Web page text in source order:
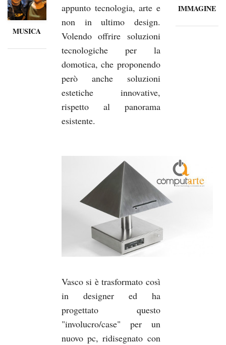
MUSICA
appunto tecnologia, arte e
non in ultimo design.
Volendo offrire soluzioni
tecnologiche per la
domotica, che proponendo
però anche soluzioni
estetiche innovative,
rispetto al panorama
esistente.
Vasco si è trasformato così
in designer ed ha
progettato questo
"involucro/case" per un
nuovo pc, ridisegnato con
IMMAGINE